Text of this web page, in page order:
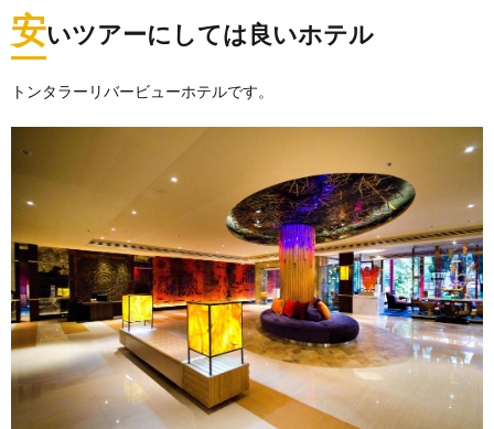
安いツアーにしては良いホテル
トンタラーリバービューホテルです。